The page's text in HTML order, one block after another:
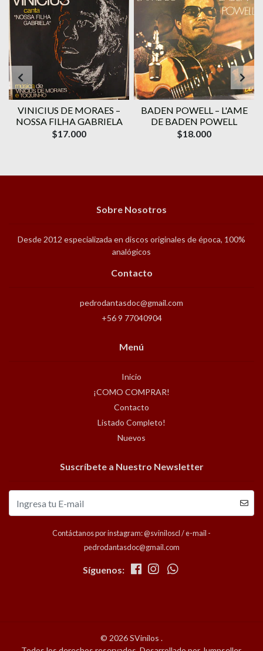
VINICIUS DE MORAES ‎–
NOSSA FILHA GABRIELA
$17.000
BADEN POWELL ‎– L'AME
DE BADEN POWELL
$18.000
Sobre Nosotros
Desde 2012 especializada en discos originales de época, 100%
analógicos
Contacto
pedrodantasdoc@gmail.com
+56 9 77040904
Menú
Inicio
¡COMO COMPRAR!
Contacto
Listado Completo!
Nuevos
Suscríbete a Nuestro Newsletter
Contáctanos por instagram: @sviniloscl / e-mail -
pedrodantasdoc@gmail.com
Síguenos:
© 2026 SVinilos .